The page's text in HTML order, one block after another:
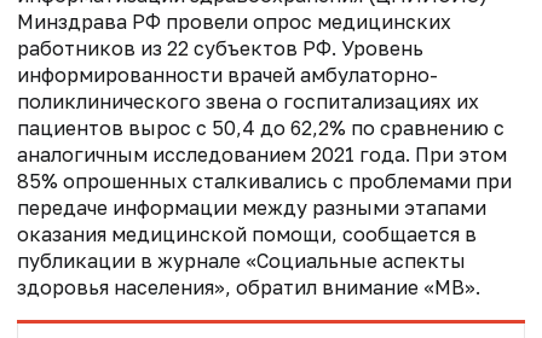
Минздрава РФ провели опрос медицинских
работников из 22 субъектов РФ. Уровень
информированности врачей амбулаторно-
поликлинического звена о госпитализациях их
пациентов вырос с 50,4 до 62,2% по сравнению с
аналогичным исследованием 2021 года. При этом
85% опрошенных сталкивались с проблемами при
передаче информации между разными этапами
оказания медицинской помощи, сообщается в
публикации в журнале «Социальные аспекты
здоровья населения», обратил внимание «МВ».